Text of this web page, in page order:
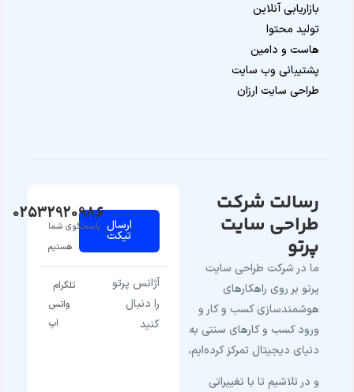
بازاریابی آنلاین
تولید محتوا
هاست و دامین
پشتیبانی وب سایت
طراحی سایت ارزان
رسالت شرکت
طراحی سایت
پرتو
ما در شرکت طراحی سایت
پرتو بر روی راهکارهای
هوشمندسازی کسب و کار و
ورود کسب و کارهای سنتی به
دنیای دیجیتال تمرکز کرده‌ایم،
و در تلاشیم تا با تغییراتی
ارسال
تیکت
02532920986
پاسخگوی شما
هستیم
آژانس پرتو
را دنبال
کنید
تلگرام
واتس
اپ